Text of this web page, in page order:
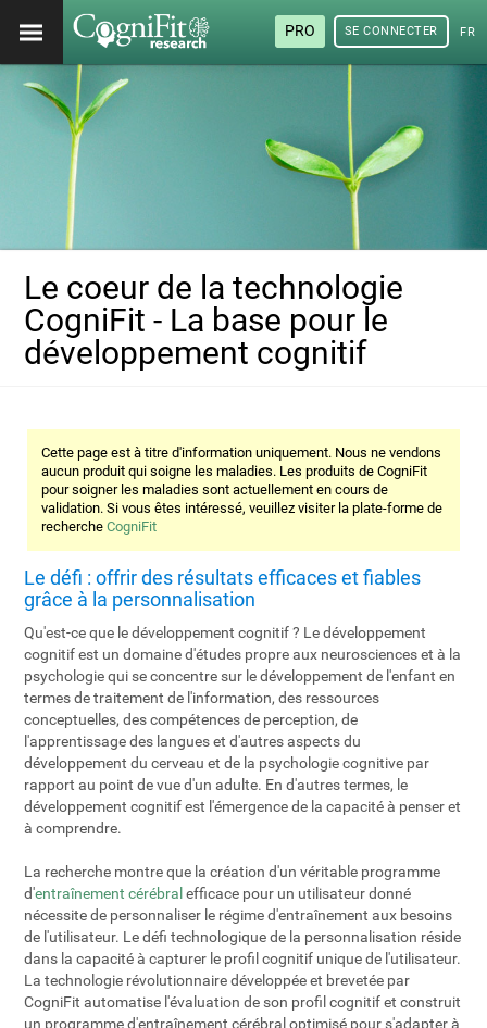
PRO SE CONNECTER
Le coeur de la technologie
CogniFit - La base pour le
développement cognitif
Cette page est à titre d'information uniquement. Nous ne vendons
aucun produit qui soigne les maladies. Les produits de CogniFit
pour soigner les maladies sont actuellement en cours de
validation. Si vous êtes intéressé, veuillez visiter la plate-forme de
rechercheCogniFit
Le défi : offrir des résultats efficaces et fiables
grâce à la personnalisation
Qu'est-ce que le développement cognitif ? Le développement
cognitif est un domaine d'études propre aux neurosciences et à la
psychologie qui se concentre sur le développement de l'enfant en
termes de traitement de l'information, des ressources
conceptuelles, des compétences de perception, de
l'apprentissage des langues et d'autres aspects du
développement du cerveau et de la psychologie cognitive par
rapport au point de vue d'un adulte. En d'autres termes, le
développement cognitif est l'émergence de la capacité à penser et
à comprendre.
La recherche montre que la création d'un véritable programme
d'entraînement cérébral efficace pour un utilisateur donné
nécessite de personnaliser le régime d'entraînement aux besoins
de l'utilisateur. Le défi technologique de la personnalisation réside
dans la capacité à capturer le profil cognitif unique de l'utilisateur.
La technologie révolutionnaire développée et brevetée par
CogniFit automatise l'évaluation de son profil cognitif et construit
un programme d'entraînement cérébral optimisé pour s'adapter à